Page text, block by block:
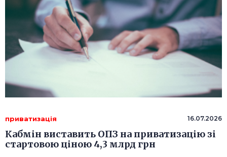
приватизація 16.07.2026
Кабмін виставить ОПЗ на приватизацію зі
стартовою ціною 4,3 млрд грн